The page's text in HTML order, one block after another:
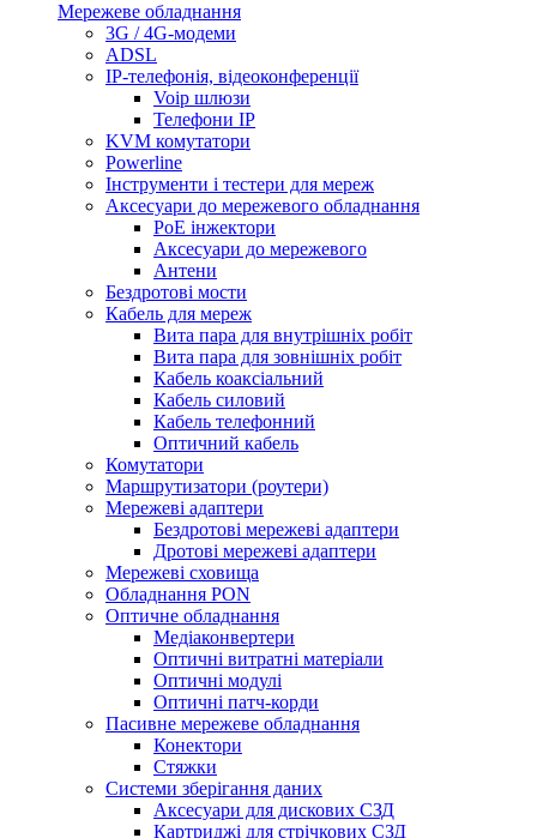
Мережеве обладнання
3G / 4G-модеми
ADSL
IP-телефонія, відеоконференції
Voip шлюзи
Телефони IP
KVM комутатори
Powerline
Інструменти і тестери для мереж
Аксесуари до мережевого обладнання
PoE інжектори
Аксесуари до мережевого
Антени
Бездротові мости
Кабель для мереж
Вита пара для внутрішніх робіт
Вита пара для зовнішніх робіт
Кабель коаксіальний
Кабель силовий
Кабель телефонний
Оптичний кабель
Комутатори
Маршрутизатори (роутери)
Мережеві адаптери
Бездротові мережеві адаптери
Дротові мережеві адаптери
Мережеві сховища
Обладнання PON
Оптичне обладнання
Медіаконвертери
Оптичні витратні матеріали
Оптичні модулі
Оптичні патч-корди
Пасивне мережеве обладнання
Конектори
Стяжки
Системи зберігання даних
Аксесуари для дискових СЗД
Картриджі для стрічкових СЗД